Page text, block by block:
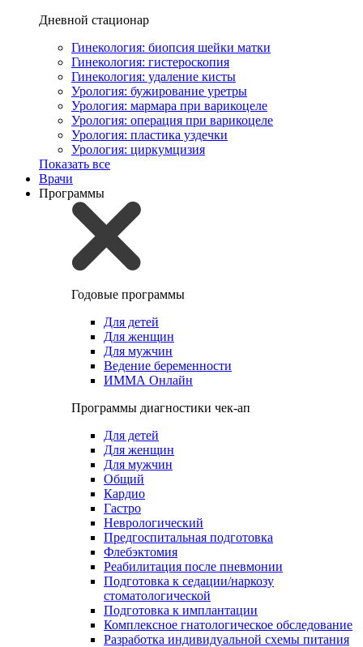
Дневной стационар
Гинекология: биопсия шейки матки
Гинекология: гистероскопия
Гинекология: удаление кисты
Урология: бужирование уретры
Урология: мармара при варикоцеле
Урология: операция при варикоцеле
Урология: пластика уздечки
Урология: циркумцизия
Показать все
Врачи
Программы
Годовые программы
Для детей
Для женщин
Для мужчин
Ведение беременности
ИММА Онлайн
Программы диагностики чек-ап
Для детей
Для женщин
Для мужчин
Общий
Кардио
Гастро
Неврологический
Предгоспитальная подготовка
Флебэктомия
Реабилитация после пневмонии
Подготовка к седации/наркозу
стоматологической
Подготовка к имплантации
Комплексное гнатологическое обследование
Разработка индивидуальной схемы питания